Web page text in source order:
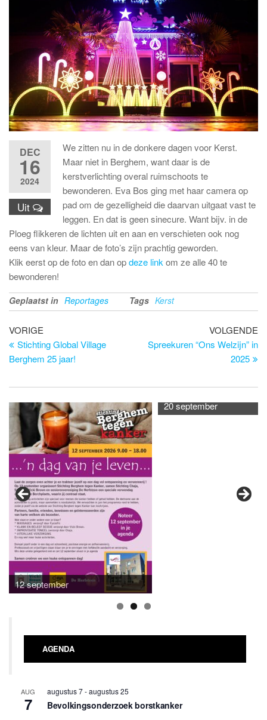
DEC
16
2024
Uit
We zitten nu in de donkere dagen voor Kerst.
Maar niet in Berghem, want daar is de
kerstverlichting overal ruimschoots te
bewonderen. Eva Bos ging met haar camera op
pad om de gezelligheid die daarvan uitgaat vast te
leggen. En dat is geen sinecure. Want bijv. in de
Ploeg flikkeren de lichten uit en aan en verschieten ook nog
eens van kleur. Maar de foto’s zijn prachtig geworden.
Klik eerst op de foto en dan opdeze link om ze alle 40 te
bewonderen!
Geplaatst in Reportages Tags Kerst
Bericht
navigatie
Vorig
bericht
VORIGE
Stichting Global Village
Berghem 25 jaar!
VOLGENDE
Spreekuren “Ons Welzijn” in
2025
12 september
20 september
AGENDA
AUG
7
augustus 7-augustus 25
Bevolkingsonderzoek borstkanker